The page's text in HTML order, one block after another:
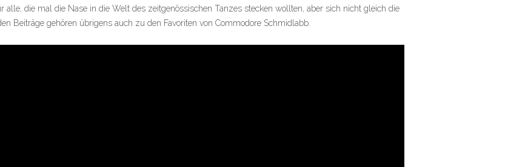
alle, die mal die Nase in die Welt des zeitgenössischen Tanzes stecken wollten, aber sich nicht gleich die
Beiträge gehören übrigens auch zu den Favoriten von Commodore Schmidlabb.